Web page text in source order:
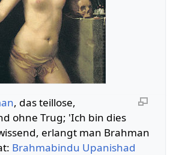
, das teillose,
ohne Trug; 'Ich bin dies
erlangt man Brahman
Brahmabindu Upanishad